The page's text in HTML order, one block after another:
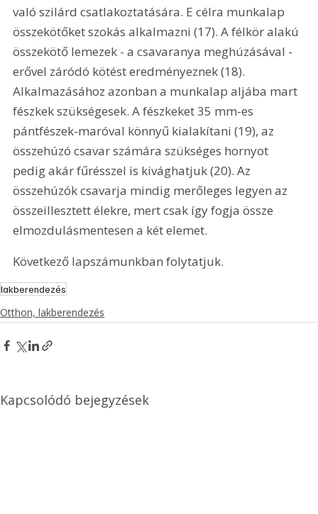
való szilárd csatlakoztatására. E célra munkalap
összekötőket szokás alkalmazni (17). A félkör alakú
összekötő lemezek - a csavaranya meghúzásával -
erővel záródó kötést eredményeznek (18).
Alkalmazásához azonban a munkalap aljába mart
fészkek szükségesek. A fészkeket 35 mm-es
pántfészek-maróval könnyű kialakítani (19), az
összehúzó csavar számára szükséges hornyot
pedig akár fűrésszel is kivághatjuk (20). Az
összehúzók csavarja mindig merőleges legyen az
összeillesztett élekre, mert csak így fogja össze
elmozdulásmentesen a két elemet.
Következő lapszámunkban folytatjuk.
lakberendezés
Otthon, lakberendezés
Kapcsolódó bejegyzések